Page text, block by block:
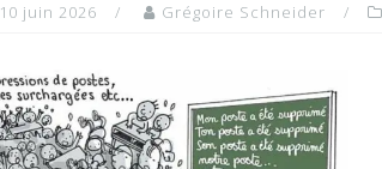
10 juin 2026 Grégoire Schneider